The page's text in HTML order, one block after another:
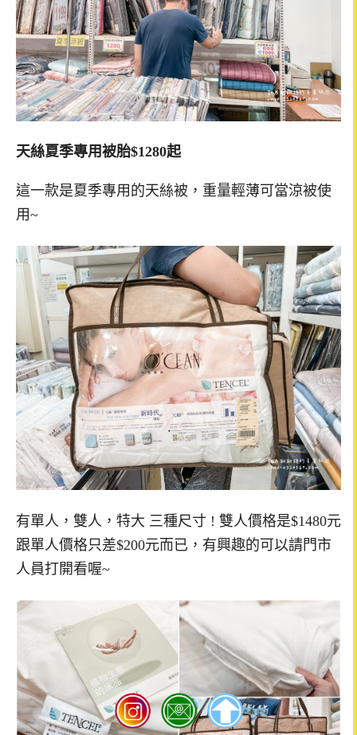
天絲夏季專用被胎$1280起
這一款是夏季專用的天絲被，重量輕薄可當涼被使
用~
有單人，雙人，特大 三種尺寸 ! 雙人價格是$1480元
跟單人價格只差$200元而已，有興趣的可以請門市
人員打開看喔~